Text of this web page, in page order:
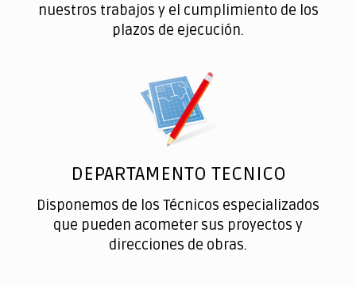
nuestros trabajos y el cumplimiento de los
plazos de ejecución.
DEPARTAMENTO TECNICO
Disponemos de los Técnicos especializados
que pueden acometer sus proyectos y
direcciones de obras.